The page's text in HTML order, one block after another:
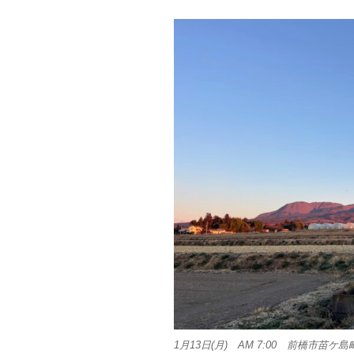
1月13日(月) AM 7:00 前橋市苗ケ島